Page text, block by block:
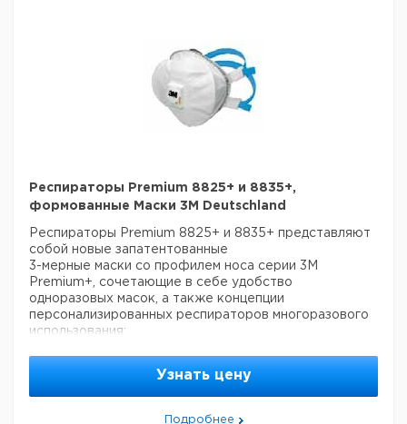
Респираторы Premium 8825+ и 8835+,
формованные Маски 3M Deutschland
Респираторы Premium 8825+ и 8835+ представляют
собой новые запатентованные
3-мерные маски со профилем носа серии 3М
Premium+, сочетающие в себе удобство
одноразовых масок, а также концепции
персонализированных респираторов многоразового
использования:
прилегания! Уплотнение масок 8825+ и 8835+
прилегание. Профиль респиратора направляет
выходящий воздух от лица через фильтрующую
Узнать цену
Подробнее